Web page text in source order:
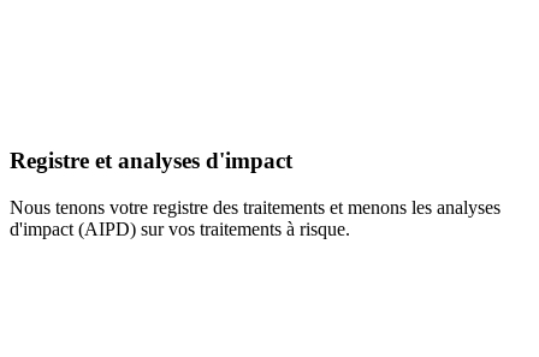
Registre et analyses d'impact
Nous tenons votre registre des traitements et menons les analyses
d'impact (AIPD) sur vos traitements à risque.